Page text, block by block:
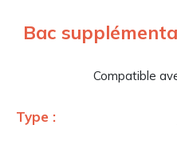
Bac
Compatible
Type :